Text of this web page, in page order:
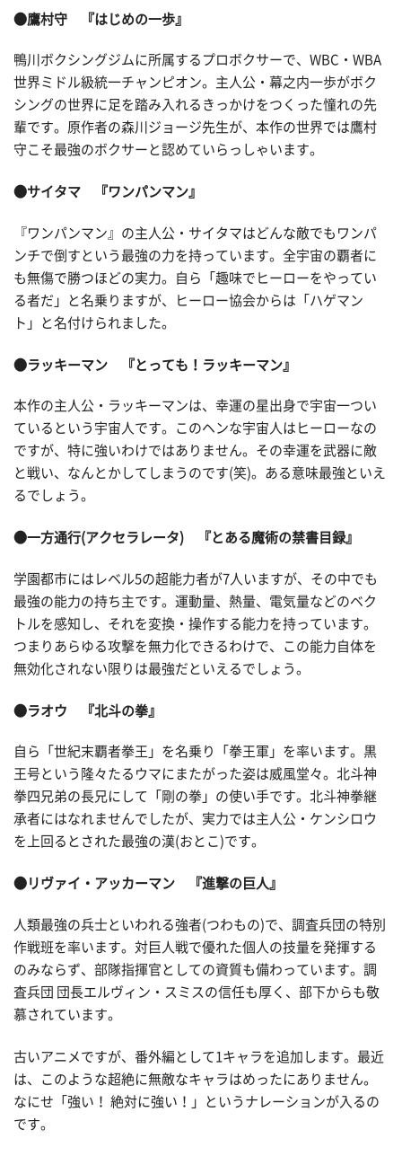
●鷹村守 『はじめの一歩』
鴨川ボクシングジムに所属するプロボクサーで、WBC・WBA
世界ミドル級統一チャンピオン。主人公・幕之内一歩がボク
シングの世界に足を踏み入れるきっかけをつくった憧れの先
輩です。原作者の森川ジョージ先生が、本作の世界では鷹村
守こそ最強のボクサーと認めていらっしゃいます。
●サイタマ 『ワンパンマン』
『ワンパンマン』の主人公・サイタマはどんな敵でもワンパ
ンチで倒すという最強の力を持っています。全宇宙の覇者に
も無傷で勝つほどの実力。自ら「趣味でヒーローをやってい
る者だ」と名乗りますが、ヒーロー協会からは「ハゲマン
ト」と名付けられました。
●ラッキーマン 『とっても！ラッキーマン』
本作の主人公・ラッキーマンは、幸運の星出身で宇宙一つい
ているという宇宙人です。このヘンな宇宙人はヒーローなの
ですが、特に強いわけではありません。その幸運を武器に敵
と戦い、なんとかしてしまうのです(笑)。ある意味最強といえ
るでしょう。
●一方通行(アクセラレータ) 『とある魔術の禁書目録』
学園都市にはレベル5の超能力者が7人いますが、その中でも
最強の能力の持ち主です。運動量、熱量、電気量などのベク
トルを感知し、それを変換・操作する能力を持っています。
つまりあらゆる攻撃を無力化できるわけで、この能力自体を
無効化されない限りは最強だといえるでしょう。
●ラオウ 『北斗の拳』
自ら「世紀末覇者拳王」を名乗り「拳王軍」を率います。黒
王号という隆々たるウマにまたがった姿は威風堂々。北斗神
拳四兄弟の長兄にして「剛の拳」の使い手です。北斗神拳継
承者にはなれませんでしたが、実力では主人公・ケンシロウ
を上回るとされた最強の漢(おとこ)です。
●リヴァイ・アッカーマン 『進撃の巨人』
人類最強の兵士といわれる強者(つわもの)で、調査兵団の特別
作戦班を率います。対巨人戦で優れた個人の技量を発揮する
のみならず、部隊指揮官としての資質も備わっています。調
査兵団 団長エルヴィン・スミスの信任も厚く、部下からも敬
慕されています。
古いアニメですが、番外編として1キャラを追加します。最近
は、このような超絶に無敵なキャラはめったにありません。
なにせ「強い！ 絶対に強い！」というナレーションが入るの
です。